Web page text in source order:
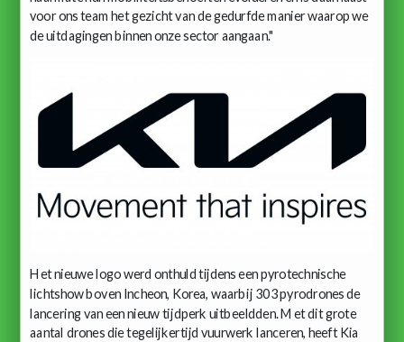
voor ons team het gezicht van de gedurfde manier waarop we
de uitdagingen binnen onze sector aangaan."
Het nieuwe logo werd onthuld tijdens een pyrotechnische
lichtshow boven Incheon, Korea, waarbij 303 pyrodrones de
lancering van een nieuw tijdperk uitbeeldden. Met dit grote
aantal drones die tegelijkertijd vuurwerk lanceren, heeft Kia